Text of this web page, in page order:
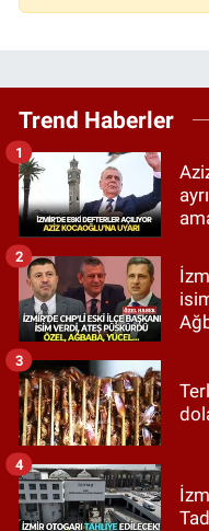
Trend Haberler
1
2
3
4